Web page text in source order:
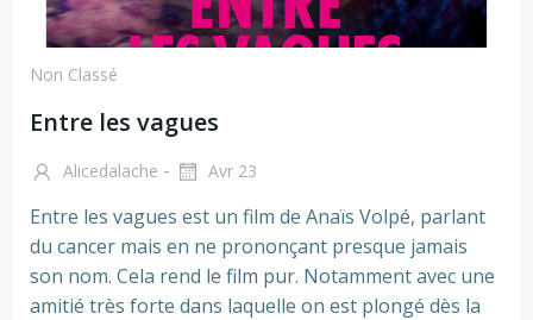
Non Classé
Entre les vagues
Alicedalache - Avr 23
Entre les vagues est un film de Anaïs Volpé, parlant
du cancer mais en ne prononçant presque jamais
son nom. Cela rend le film pur. Notamment avec une
amitié très forte dans laquelle on est plongé dès la